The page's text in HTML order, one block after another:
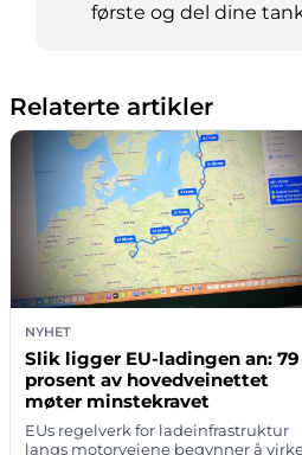
første og del dine
Relaterte artikler
NYHET
Slik ligger EU-ladingen an: 79
prosent av hovedveinettet
møter minstekravet
EUs regelverk for ladeinfrastruktur
langs motorveiene begynner å